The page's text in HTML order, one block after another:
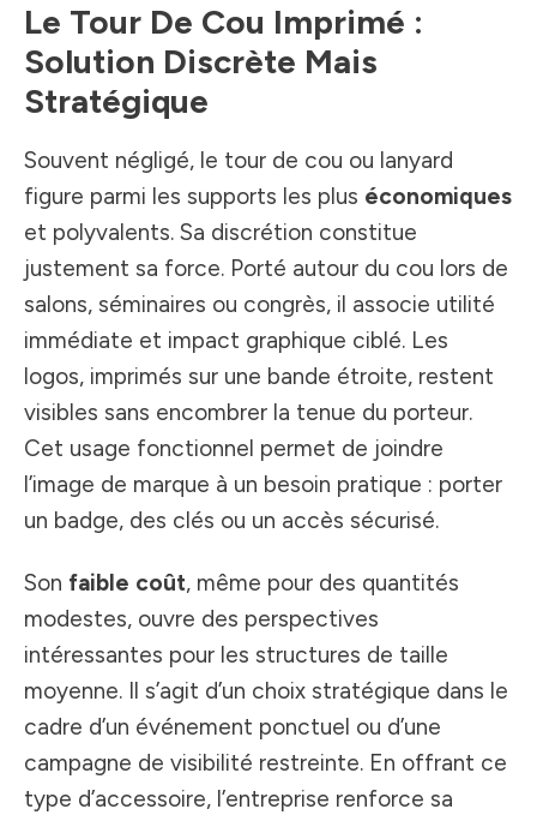
Le Tour De Cou Imprimé :
Solution Discrète Mais
Stratégique
Souvent négligé, le tour de cou ou lanyard
figure parmi les supports les plus économiques
et polyvalents. Sa discrétion constitue
justement sa force. Porté autour du cou lors de
salons, séminaires ou congrès, il associe utilité
immédiate et impact graphique ciblé. Les
logos, imprimés sur une bande étroite, restent
visibles sans encombrer la tenue du porteur.
Cet usage fonctionnel permet de joindre
l’image de marque à un besoin pratique : porter
un badge, des clés ou un accès sécurisé.
Son faible coût, même pour des quantités
modestes, ouvre des perspectives
intéressantes pour les structures de taille
moyenne. Il s’agit d’un choix stratégique dans le
cadre d’un événement ponctuel ou d’une
campagne de visibilité restreinte. En offrant ce
type d’accessoire, l’entreprise renforce sa